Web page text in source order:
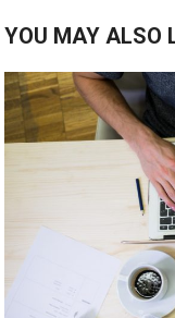
YOU MAY ALSO